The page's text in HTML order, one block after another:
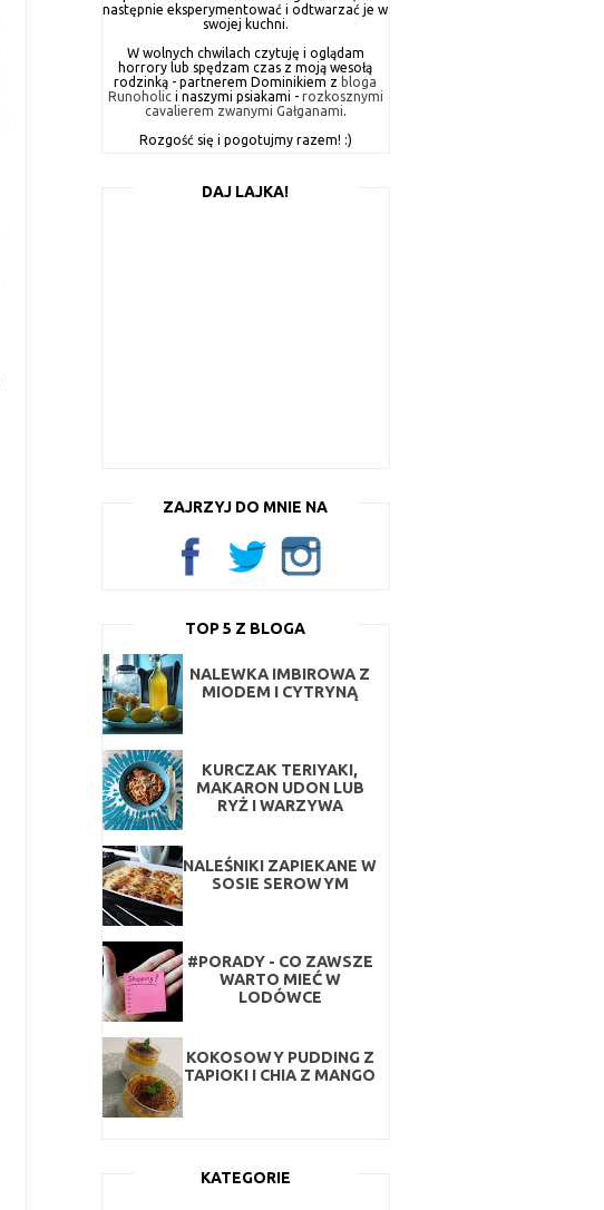
następnie eksperymentować i odtwarzać je w
swojej kuchni.
W wolnych chwilach czytuję i oglądam
horrory lub spędzam czas z moją wesołą
rodzinką - partnerem Dominikiem z bloga
Runoholici naszymi psiakami - rozkosznymi
cavalierem zwanymi Gałganami
Rozgość się i pogotujmy razem! :)
DAJ LAJKA!
ZAJRZYJ DO MNIE NA
TOP 5 Z BLOGA
NALEWKA IMBIROWA Z
MIODEM I CYTRYNĄ
KURCZAK TERIYAKI,
MAKARON UDON LUB
RYŻ I WARZYWA
NALEŚNIKI ZAPIEKANE W
SOSIE SEROWYM
#PORADY - CO ZAWSZE
WARTO MIEĆ W
LODÓWCE
KOKOSOWY PUDDING Z
TAPIOKI I CHIA Z MANGO
KATEGORIE